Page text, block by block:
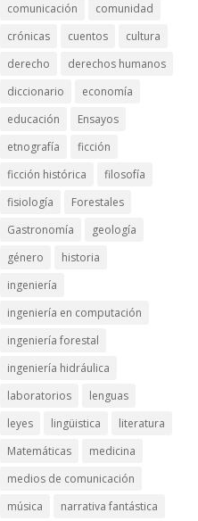
comunicación
comunidad
crónicas
cuentos
cultura
derecho
derechos humanos
diccionario
economía
educación
Ensayos
etnografía
ficción
ficción histórica
filosofía
fisiología
Forestales
Gastronomía
geología
género
historia
ingeniería
ingeniería en computación
ingeniería forestal
ingeniería hidráulica
laboratorios
lenguas
leyes
lingüistica
literatura
Matemáticas
medicina
medios de comunicación
música
narrativa fantástica